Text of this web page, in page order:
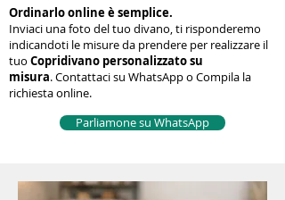
Ordinarlo online è semplice.
Inviaci una foto del tuo divano, ti risponderemo
indicandoti le misure da prendere per realizzare il
tuo Copridivano personalizzato su
misura.Contattaci su WhatsApp o Compila la
richiesta online.
Parliamone su WhatsApp